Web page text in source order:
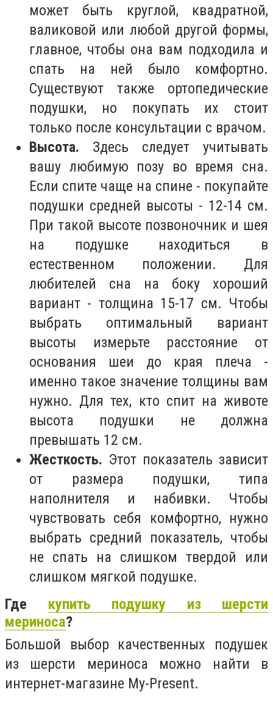
может быть круглой, квадратной,
валиковой или любой другой формы,
главное, чтобы она вам подходила и
спать на ней было комфортно.
Существуют также ортопедические
подушки, но покупать их стоит
только после консультации с врачом.
Высота. Здесь следует учитывать
вашу любимую позу во время сна.
Если спите чаще на спине - покупайте
подушки средней высоты - 12-14 см.
При такой высоте позвоночник и шея
на подушке находиться в
естественном положении. Для
любителей сна на боку хороший
вариант - толщина 15-17 см. Чтобы
выбрать оптимальный вариант
высоты измерьте расстояние от
основания шеи до края плеча -
именно такое значение толщины вам
нужно. Для тех, кто спит на животе
высота подушки не должна
превышать 12 см.
Жесткость. Этот показатель зависит
от размера подушки, типа
наполнителя и набивки. Чтобы
чувствовать себя комфортно, нужно
выбрать средний показатель, чтобы
не спать на слишком твердой или
слишком мягкой подушке.
Где купить подушку из шерсти
мериноса?
Большой выбор качественных подушек
из шерсти мериноса можно найти в
интернет-магазине My-Present.